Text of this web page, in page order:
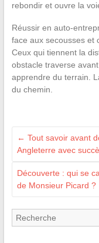
rebondir et ouvre la
Réussir en auto-
face aux secousses et
Ceux qui tiennent la
obstacle traverse
apprendre du terrain.
du chemin.
← Tout savoir avant
Angleterre avec
Découverte : qui se
de Monsieur Picard ?